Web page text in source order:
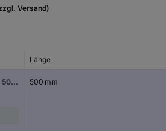
Versand)
Länge
Fränkische Rohrwerke 18120120 Abdeckung 500 mm Rot 50 St. 500 mm